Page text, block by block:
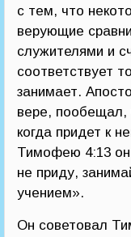
с тем, что
верующие
служителями и
соответствует
занимает.
вере, пообещал,
когда придет к
Тимофею 4:13 он
не приду,
учением».
Он советовал